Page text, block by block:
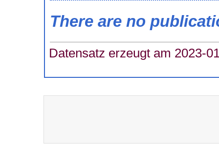
There are no
Datensatz erzeugt am 2023-